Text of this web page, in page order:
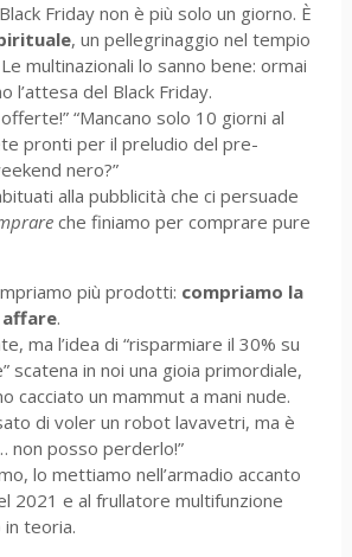
Friday non è più solo un giorno. È
, un pellegrinaggio nel tempio
multinazionali lo sanno bene: ormai
l’attesa del Black Friday.
“Mancano solo 10 giorni al
pronti per il preludio del pre-
nero?”
alla pubblicità che ci persuade
che finiamo per comprare pure
più prodotti: compriamo la
affare.
ma l’idea di “risparmiare il 30% su
scatena in noi una gioia primordiale,
cacciato un mammut a mani nude.
di voler un robot lavavetri, ma è
non posso perderlo!”
lo mettiamo nell’armadio accanto
2021 e al frullatore multifunzione
in teoria.